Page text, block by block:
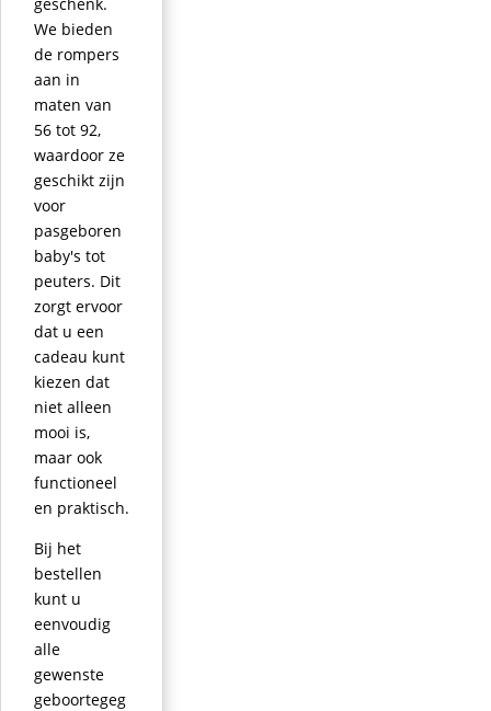
We bieden
de rompers
aan in
maten van
56 tot 92,
waardoor ze
geschikt zijn
voor
pasgeboren
baby's tot
peuters. Dit
zorgt ervoor
dat u een
cadeau kunt
kiezen dat
niet alleen
mooi is,
maar ook
functioneel
en praktisch.
Bij het
bestellen
kunt u
eenvoudig
alle
gewenste
geboortegeg